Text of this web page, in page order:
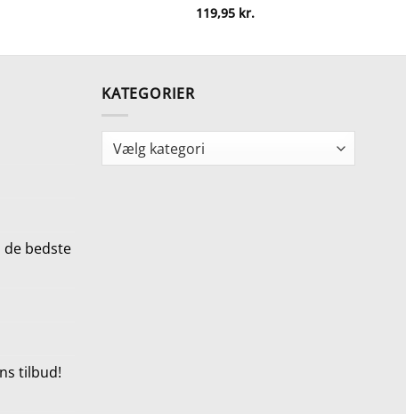
119,95 kr.
de bedste
tilbud!
KATEGORIER
Kategorier